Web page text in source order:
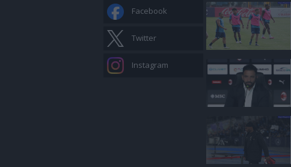
Facebook
Twitter
Instagram